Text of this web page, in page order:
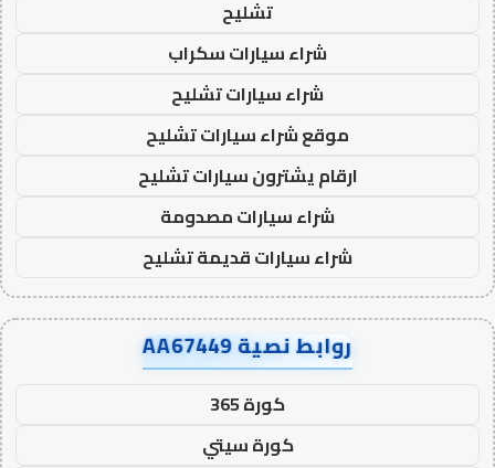
تشليح
شراء سيارات سكراب
شراء سيارات تشليح
موقع شراء سيارات تشليح
ارقام يشترون سيارات تشليح
شراء سيارات مصدومة
شراء سيارات قديمة تشليح
روابط نصية AA67449
كورة 365
كورة سيتي